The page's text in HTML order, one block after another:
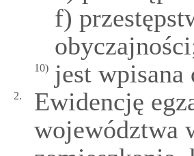
f)
10) jest
2.
Ewidencję
województwa